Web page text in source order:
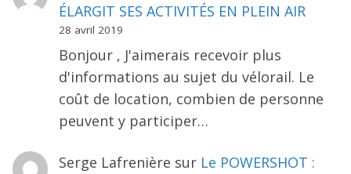
ÉLARGIT SES ACTIVITÉS EN PLEIN AIR
28 avril 2019
Bonjour , J'aimerais recevoir plus
d'informations au sujet du vélorail. Le
coût de location, combien de personne
peuvent y participer…
Serge Lafrenière sur Le POWERSHOT :